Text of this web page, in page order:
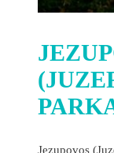
Jezupovos